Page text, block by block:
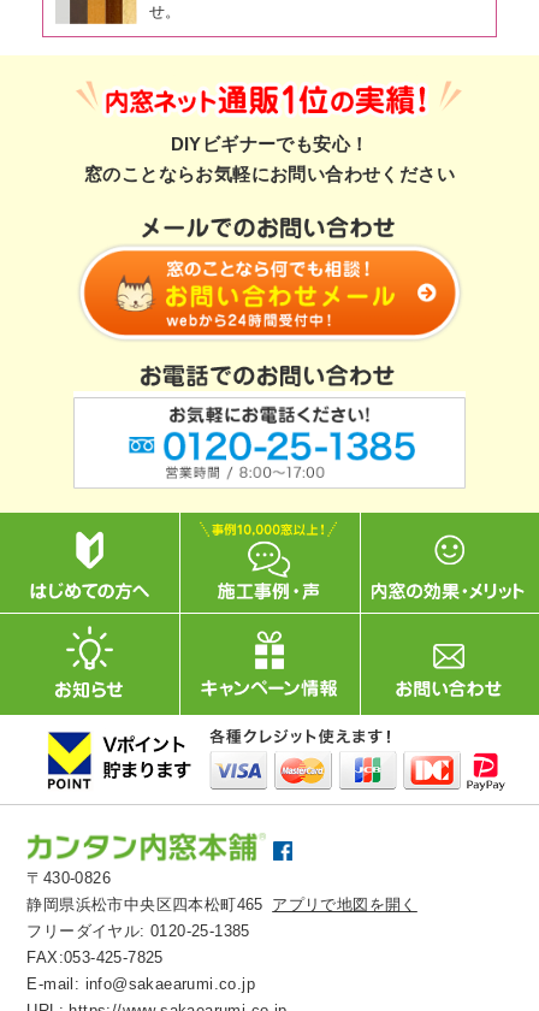
せ。
DIYビギナーでも安心！
窓のことならお気軽にお問い合わせください
〒430-0826
静岡県浜松市中央区四本松町465 アプリで地図を開く
フリーダイヤル:0120-25-1385
FAX:053-425-7825
E-mail: info@sakaearumi.co.jp